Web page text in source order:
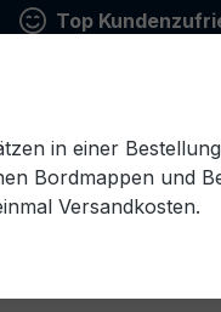
Top
Griechisch
in einer
Bordmappen und
Versandkosten.